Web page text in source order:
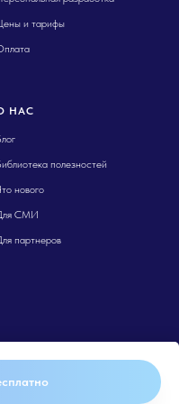
и тарифы
НАС
полезностей
нового
СМИ
партнеров
Tilda